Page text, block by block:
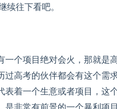
续往下看吧。
一个项目绝对会火，那就是
过高考的伙伴都会有这个需
表着一个生意或者项目，这